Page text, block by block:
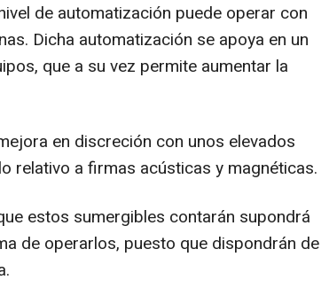
de automatización puede operar con
Dicha automatización se apoya en un
que a su vez permite aumentar la
en discreción con unos elevados
relativo a firmas acústicas y magnéticas.
estos sumergibles contarán supondrá
de operarlos, puesto que dispondrán de